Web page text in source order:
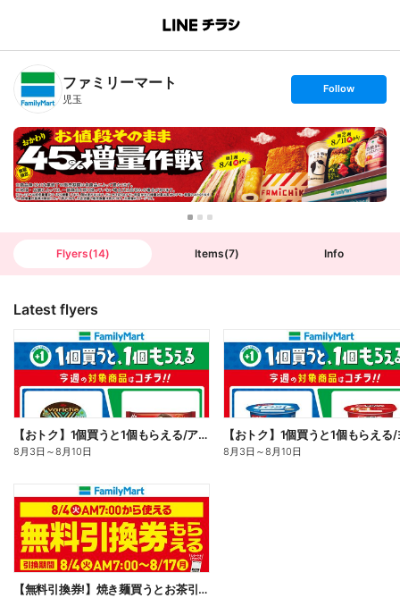
B
n
T
ファミリーマート
児玉
s
t
o
l
l
o
w
Follow
Flyers(14) Items(7) Info
Latest flyers
【おトク】1個買うと1個もらえる/アイス
8月3日 ～8月10日 8月3日 ～8月10日
【無料引換券!】焼き麺買うとお茶引換券貰える!